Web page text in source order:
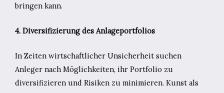
bringen kann.
4. Diversifizierung des Anlageportfolios
In Zeiten wirtschaftlicher Unsicherheit suchen
Anleger nach Möglichkeiten, ihr Portfolio zu
diversifizieren und Risiken zu minimieren. Kunst als